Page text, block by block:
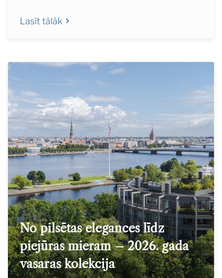
Lasīt tālāk
No pilsētas elegances līdz
piejūras mieram – 2026. gada
vasaras kolekcija